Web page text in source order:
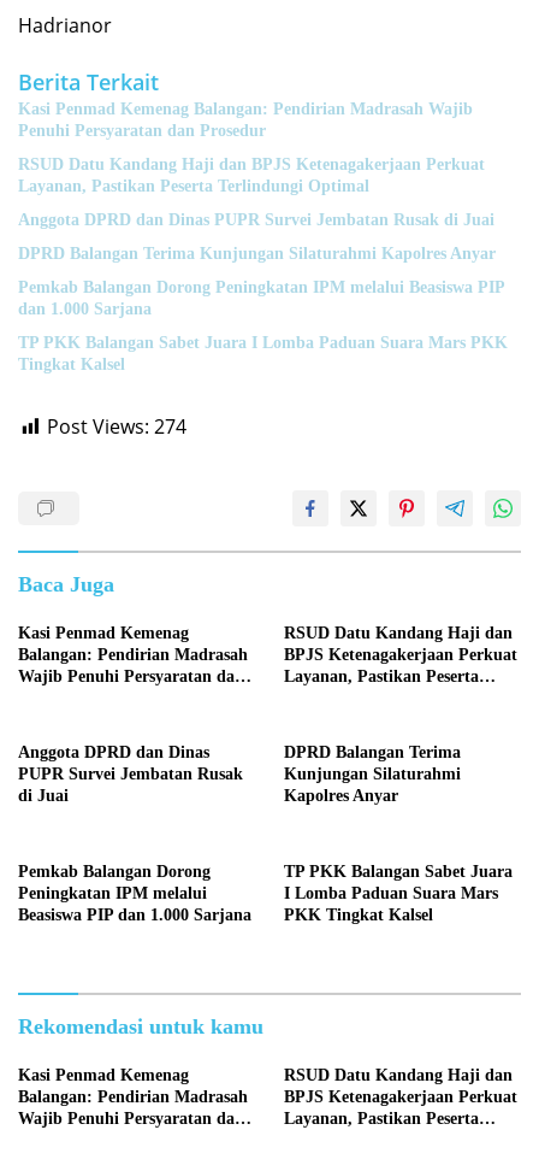
Hadrianor
Berita Terkait
Kasi Penmad Kemenag Balangan: Pendirian Madrasah Wajib
Penuhi Persyaratan dan Prosedur
RSUD Datu Kandang Haji dan BPJS Ketenagakerjaan Perkuat
Layanan, Pastikan Peserta Terlindungi Optimal
Anggota DPRD dan Dinas PUPR Survei Jembatan Rusak di Juai
DPRD Balangan Terima Kunjungan Silaturahmi Kapolres Anyar
Pemkab Balangan Dorong Peningkatan IPM melalui Beasiswa PIP
dan 1.000 Sarjana
TP PKK Balangan Sabet Juara I Lomba Paduan Suara Mars PKK
Tingkat Kalsel
Post Views: 274
Baca Juga
Kasi Penmad Kemenag
Balangan: Pendirian Madrasah
Wajib Penuhi Persyaratan dan
RSUD Datu Kandang Haji dan
BPJS Ketenagakerjaan Perkuat
Layanan, Pastikan Peserta
Anggota DPRD dan Dinas
PUPR Survei Jembatan Rusak
di Juai
DPRD Balangan Terima
Kunjungan Silaturahmi
Kapolres Anyar
Pemkab Balangan Dorong
Peningkatan IPM melalui
Beasiswa PIP dan 1.000 Sarjana
TP PKK Balangan Sabet Juara
I Lomba Paduan Suara Mars
PKK Tingkat Kalsel
Rekomendasi untuk kamu
Kasi Penmad Kemenag
Balangan: Pendirian Madrasah
Wajib Penuhi Persyaratan dan
RSUD Datu Kandang Haji dan
BPJS Ketenagakerjaan Perkuat
Layanan, Pastikan Peserta